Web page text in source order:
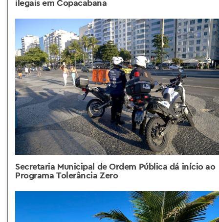
ilegais em Copacabana
Secretaria Municipal de Ordem Pública dá início ao
Programa Tolerância Zero